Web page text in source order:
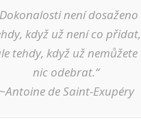
není dosaženo
když už není co přidat,
tehdy, když už nemůžete
nic odebrat.“
~Antoine de Saint-Exupéry